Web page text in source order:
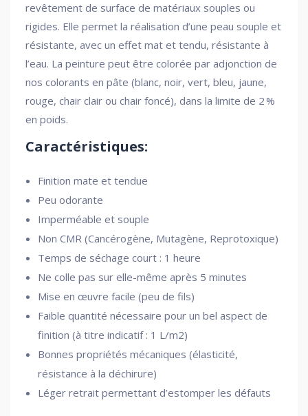
revêtement de surface de matériaux souples ou
rigides. Elle permet la réalisation d’une peau souple et
résistante, avec un effet mat et tendu, résistante à
l’eau. La peinture peut être colorée par adjonction de
nos colorants en pâte (blanc, noir, vert, bleu, jaune,
rouge, chair clair ou chair foncé), dans la limite de 2 %
en poids.
Caractéristiques:
Finition mate et tendue
Peu odorante
Imperméable et souple
Non CMR (Cancérogène, Mutagène, Reprotoxique)
Temps de séchage court : 1 heure
Ne colle pas sur elle-même après 5 minutes
Mise en œuvre facile (peu de fils)
Faible quantité nécessaire pour un bel aspect de
finition (à titre indicatif : 1 L/m2)
Bonnes propriétés mécaniques (élasticité,
résistance à la déchirure)
Léger retrait permettant d’estomper les défauts